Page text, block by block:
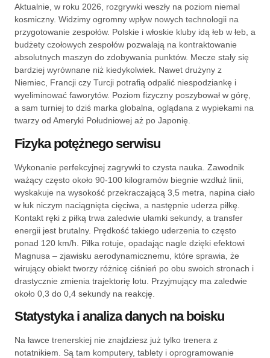
Aktualnie, w roku 2026, rozgrywki weszły na poziom niemal
kosmiczny. Widzimy ogromny wpływ nowych technologii na
przygotowanie zespołów. Polskie i włoskie kluby idą łeb w łeb, a
budżety czołowych zespołów pozwalają na kontraktowanie
absolutnych maszyn do zdobywania punktów. Mecze stały się
bardziej wyrównane niż kiedykolwiek. Nawet drużyny z
Niemiec, Francji czy Turcji potrafią odpalić niespodziankę i
wyeliminować faworytów. Poziom fizyczny poszybował w górę,
a sam turniej to dziś marka globalna, oglądana z wypiekami na
twarzy od Ameryki Południowej aż po Japonię.
Fizyka potężnego serwisu
Wykonanie perfekcyjnej zagrywki to czysta nauka. Zawodnik
ważący często około 90-100 kilogramów biegnie wzdłuż linii,
wyskakuje na wysokość przekraczającą 3,5 metra, napina ciało
w łuk niczym naciągnięta cięciwa, a następnie uderza piłkę.
Kontakt ręki z piłką trwa zaledwie ułamki sekundy, a transfer
energii jest brutalny. Prędkość takiego uderzenia to często
ponad 120 km/h. Piłka rotuje, opadając nagle dzięki efektowi
Magnusa – zjawisku aerodynamicznemu, które sprawia, że
wirujący obiekt tworzy różnicę ciśnień po obu swoich stronach i
drastycznie zmienia trajektorię lotu. Przyjmujący ma zaledwie
około 0,3 do 0,4 sekundy na reakcję.
Statystyka i analiza danych na boisku
Na ławce trenerskiej nie znajdziesz już tylko trenera z
notatnikiem. Są tam komputery, tablety i oprogramowanie